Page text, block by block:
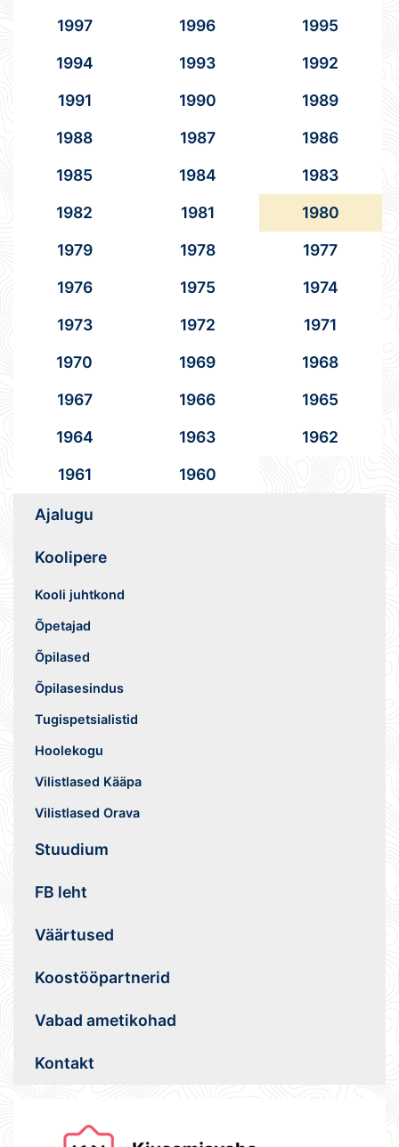
1997
1996
1995
1994
1993
1992
1991
1990
1989
1988
1987
1986
1985
1984
1983
1982
1981
1980
1979
1978
1977
1976
1975
1974
1973
1972
1971
1970
1969
1968
1967
1966
1965
1964
1963
1962
1961
1960
Ajalugu
Koolipere
Kooli juhtkond
Õpetajad
Õpilased
Õpilasesindus
Tugispetsialistid
Hoolekogu
Vilistlased Kääpa
Vilistlased Orava
Stuudium
FB leht
Väärtused
Koostööpartnerid
Vabad ametikohad
Kontakt